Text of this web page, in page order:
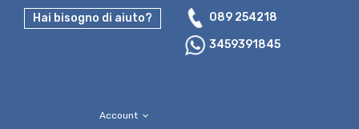
Hai bisogno di aiuto?
089 254218
3459391845
Account expand_more